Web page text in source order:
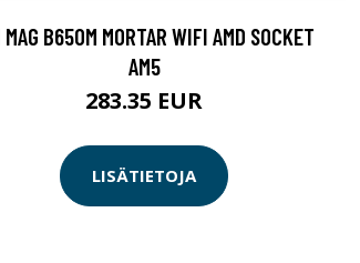
MAG B650M MORTAR WIFI AMD SOCKET
AM5
283.35 EUR
LISÄTIETOJA